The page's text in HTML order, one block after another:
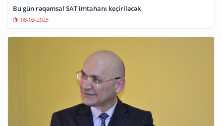
Bu gün rəqəmsal SAT imtahanı keçiriləcək
08-03-2025